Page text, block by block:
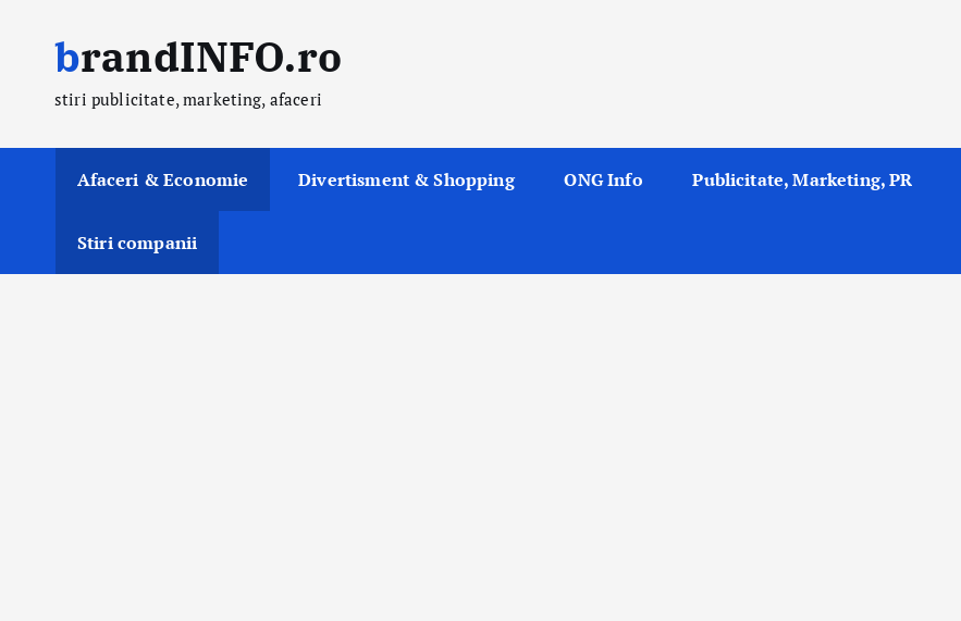
t
brandINFO.ro
stiri publicitate, marketing, afaceri
Afaceri & Economie Divertisment & Shopping ONG Info Publicitate, Marketing, PR
Stiri companii